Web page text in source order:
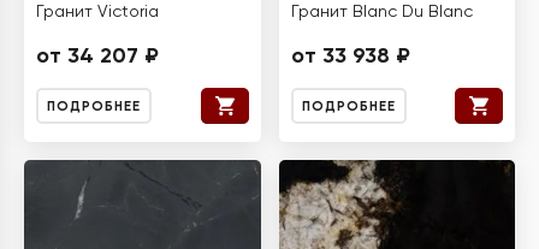
Гранит Victoria
от 34 207 ₽
ПОДРОБНЕЕ
Гранит Blanc Du Blanc
от 33 938 ₽
ПОДРОБНЕЕ